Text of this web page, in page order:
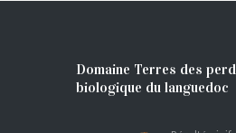
Domaine Terres des
biologique du languedoc